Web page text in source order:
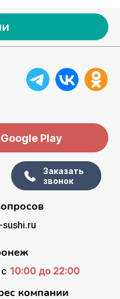
Play
Заказать
звонок
10:00 до 22:00
компании